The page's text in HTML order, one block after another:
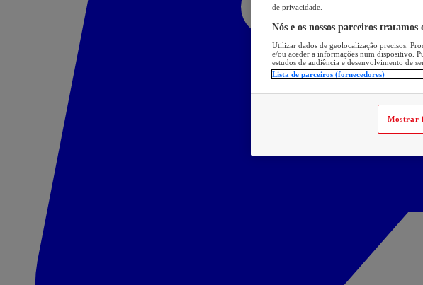
de privacidade.
Nós e os nossos parceiros
Utilizar dados de geolocalização precisos.
e/ou aceder a informações num dispositivo.
estudos de audiência e desenvolvimento de
Lista de parceiros (fornecedores)
Mostrar